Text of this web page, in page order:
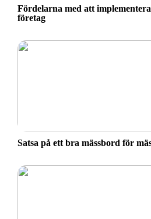
Fördelarna med att
företag
Satsa på ett bra mässbord för